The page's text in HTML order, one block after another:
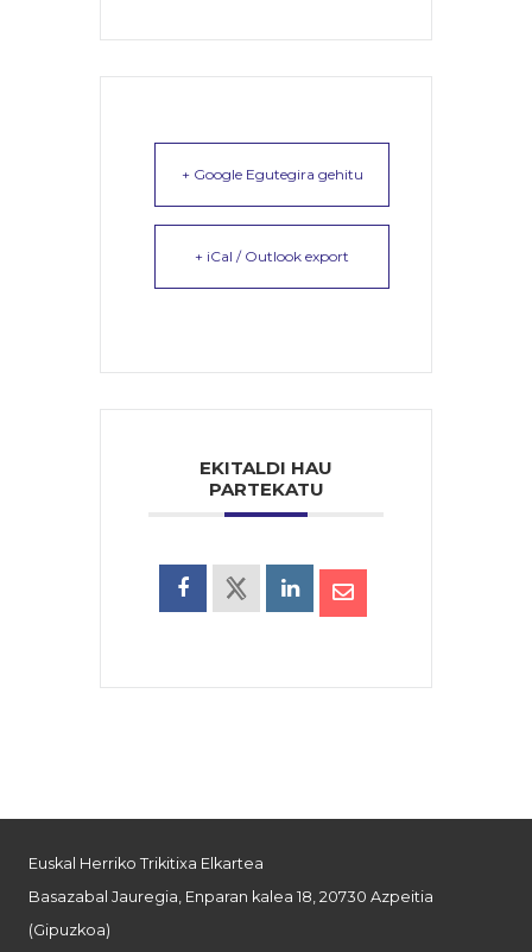
+ Google Egutegira gehitu
+ iCal / Outlook export
EKITALDI HAU
PARTEKATU
Euskal Herriko Trikitixa Elkartea
Basazabal Jauregia, Enparan kalea 18, 20730 Azpeitia
(Gipuzkoa)